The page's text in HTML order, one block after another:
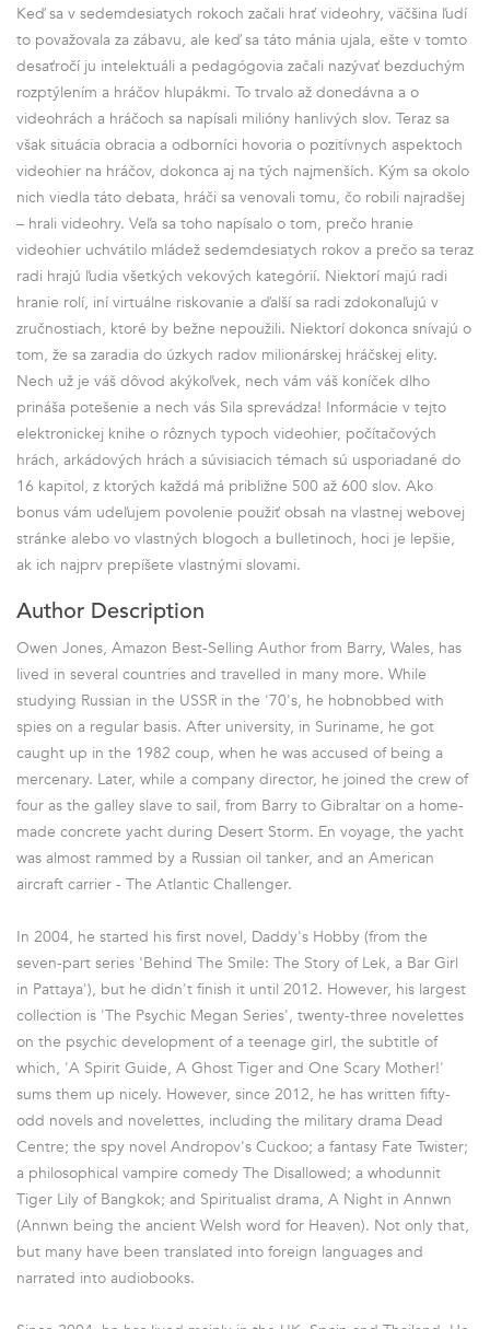
Keď sa v sedemdesiatych rokoch začali hrať videohry, väčšina ľudí
to považovala za zábavu, ale keď sa táto mánia ujala, ešte v tomto
desaťročí ju intelektuáli a pedagógovia začali nazývať bezduchým
rozptýlením a hráčov hlupákmi. To trvalo až donedávna a o
videohrách a hráčoch sa napísali milióny hanlivých slov. Teraz sa
však situácia obracia a odborníci hovoria o pozitívnych aspektoch
videohier na hráčov, dokonca aj na tých najmenších. Kým sa okolo
nich viedla táto debata, hráči sa venovali tomu, čo robili najradšej
– hrali videohry. Veľa sa toho napísalo o tom, prečo hranie
videohier uchvátilo mládež sedemdesiatych rokov a prečo sa teraz
radi hrajú ľudia všetkých vekových kategórií. Niektorí majú radi
hranie rolí, iní virtuálne riskovanie a ďalší sa radi zdokonaľujú v
zručnostiach, ktoré by bežne nepoužili. Niektorí dokonca snívajú o
tom, že sa zaradia do úzkych radov milionárskej hráčskej elity.
Nech už je váš dôvod akýkoľvek, nech vám váš koníček dlho
prináša potešenie a nech vás Sila sprevádza! Informácie v tejto
elektronickej knihe o rôznych typoch videohier, počítačových
hrách, arkádových hrách a súvisiacich témach sú usporiadané do
16 kapitol, z ktorých každá má približne 500 až 600 slov. Ako
bonus vám udeľujem povolenie použiť obsah na vlastnej webovej
stránke alebo vo vlastných blogoch a bulletinoch, hoci je lepšie,
ak ich najprv prepíšete vlastnými slovami.
Author Description
Owen Jones, Amazon Best-Selling Author from Barry, Wales, has
lived in several countries and travelled in many more. While
studying Russian in the USSR in the '70's, he hobnobbed with
spies on a regular basis. After university, in Suriname, he got
caught up in the 1982 coup, when he was accused of being a
mercenary. Later, while a company director, he joined the crew of
four as the galley slave to sail, from Barry to Gibraltar on a home-
made concrete yacht during Desert Storm. En voyage, the yacht
was almost rammed by a Russian oil tanker, and an American
aircraft carrier - The Atlantic Challenger.
In 2004, he started his first novel, Daddy's Hobby (from the
seven-part series 'Behind The Smile: The Story of Lek, a Bar Girl
in Pattaya'), but he didn't finish it until 2012. However, his largest
collection is 'The Psychic Megan Series', twenty-three novelettes
on the psychic development of a teenage girl, the subtitle of
which, 'A Spirit Guide, A Ghost Tiger and One Scary Mother!'
sums them up nicely. However, since 2012, he has written fifty-
odd novels and novelettes, including the military drama Dead
Centre; the spy novel Andropov's Cuckoo; a fantasy Fate Twister;
a philosophical vampire comedy The Disallowed; a whodunnit
Tiger Lily of Bangkok; and Spiritualist drama, A Night in Annwn
(Annwn being the ancient Welsh word for Heaven). Not only that,
but many have been translated into foreign languages and
narrated into audiobooks.